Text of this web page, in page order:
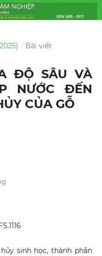
/ Bài viết
ĐỘ SÂU VÀ
NƯỚC ĐẾN
CỦA GỖ
sinh học, thành phần